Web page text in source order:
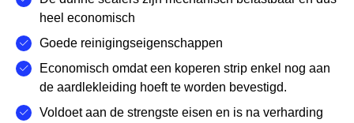
heel economisch
Goede reinigingseigenschappen
Economisch omdat een koperen strip enkel nog aan
de aardlekleiding hoeft te worden bevestigd.
Voldoet aan de strengste eisen en is na verharding